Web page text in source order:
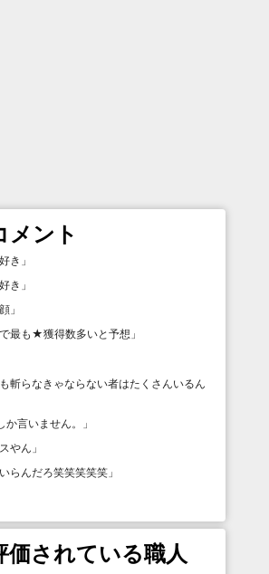
メント
き 」
き 」
」
最も★獲得数多いと予想 」
斬らなきゃならない者はたくさんいるん
か言いません。
」
やん 」
らんだろ笑笑笑笑笑 」
価されている職人